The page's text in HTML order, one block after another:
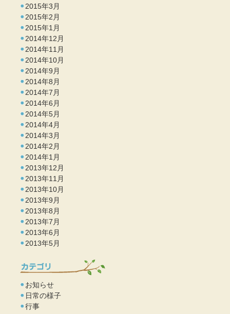
2015年3月
2015年2月
2015年1月
2014年12月
2014年11月
2014年10月
2014年9月
2014年8月
2014年7月
2014年6月
2014年5月
2014年4月
2014年3月
2014年2月
2014年1月
2013年12月
2013年11月
2013年10月
2013年9月
2013年8月
2013年7月
2013年6月
2013年5月
お知らせ
日常の様子
行事